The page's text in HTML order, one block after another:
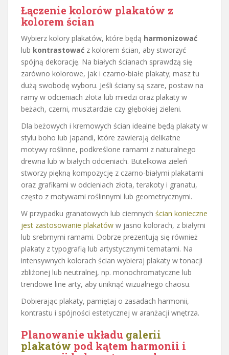
Łączenie kolorów plakatów z
kolorem ścian
Wybierz kolory plakatów, które będą harmonizować
lub kontrastować z kolorem ścian, aby stworzyć
spójną dekorację. Na białych ścianach sprawdzą się
zarówno kolorowe, jak i czarno-białe plakaty; masz tu
dużą swobodę wyboru. Jeśli ściany są szare, postaw na
ramy w odcieniach złota lub miedzi oraz plakaty w
beżach, czerni, musztardzie czy głębokiej zieleni.
Dla beżowych i kremowych ścian idealne będą plakaty w
stylu boho lub japandi, które zawierają delikatne
motywy roślinne, podkreślone ramami z naturalnego
drewna lub w białych odcieniach. Butelkowa zieleń
stworzy piękną kompozycję z czarno-białymi plakatami
oraz grafikami w odcieniach złota, terakoty i granatu,
często z motywami roślinnymi lub geometrycznymi.
W przypadku granatowych lub ciemnych ścian konieczne
jest zastosowanie plakatów w jasno kolorach, z białymi
lub srebrnymi ramami. Dobrze prezentują się również
plakaty z typografią lub artystycznymi tematami. Na
intensywnych kolorach ścian wybieraj plakaty w tonacji
zbliżonej lub neutralnej, np. monochromatyczne lub
trendowe line arty, aby uniknąć wizualnego chaosu.
Dobierając plakaty, pamiętaj o zasadach harmonii,
kontrastu i spójności estetycznej w aranżacji wnętrza.
Planowanie układu galerii
plakatów pod kątem harmonii i